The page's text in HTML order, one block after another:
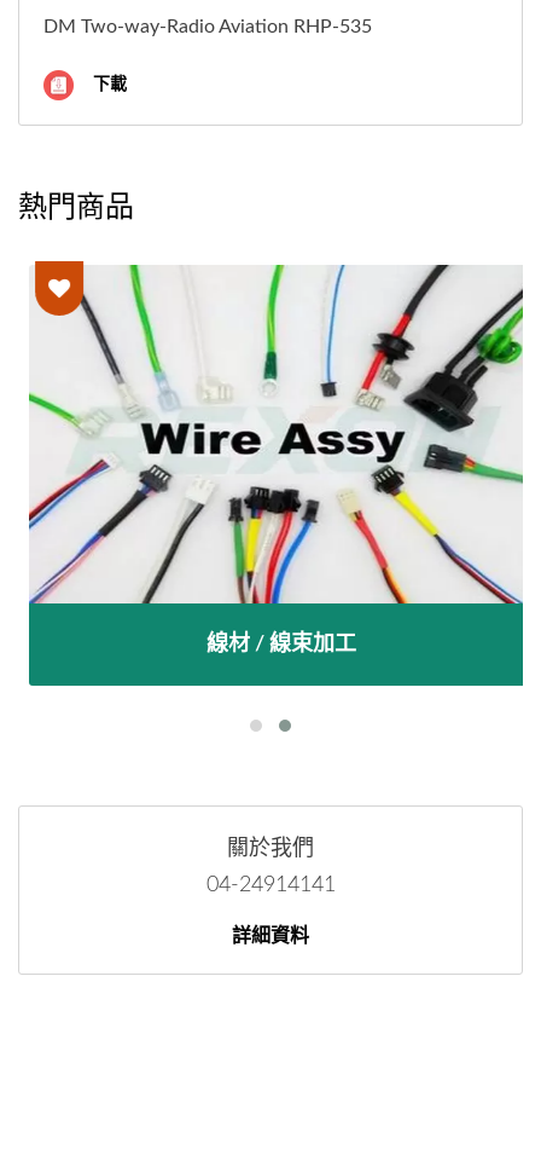
DM Two-way-Radio Aviation RHP-535
下載
熱門商品
線材 / 線束加工
關於我們
04-24914141
詳細資料